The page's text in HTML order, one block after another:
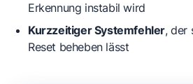
Erkennung instabil wird
Kurzzeitiger Systemfehler, der
Reset beheben lässt